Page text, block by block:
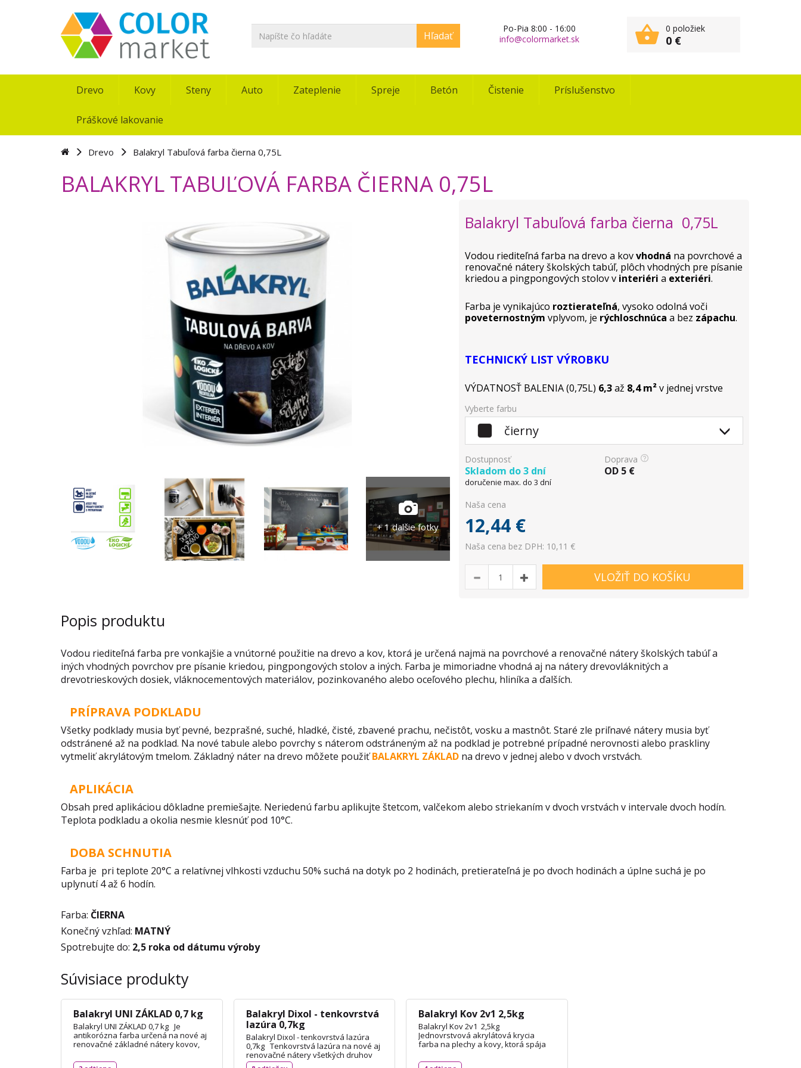
Hľadať
Po-Pia 8:00 - 16:00
info@colormarket.sk
0 položiek
0 €
Drevo Kovy Steny Auto Zateplenie Spreje Betón Čistenie Príslušenstvo
Práškové lakovanie
Drevo Balakryl Tabuľová farba čierna 0,75L
BALAKRYL TABUĽOVÁ FARBA ČIERNA 0,75L
+ 1 dalšie fotky
Balakryl Tabuľová farba čierna 0,75L
Vodou riediteľná farba na drevo a kovvhodná na povrchové a
renovačné nátery školských tabúľ, plôch vhodných pre písanie
kriedou a pingpongových stolov v interiéri a exteriéri.
Farba je vynikajúco roztierateľná, vysoko odolná voči
poveternostným vplyvom, je rýchloschnúca a bez zápachu.
TECHNICKÝ LIST VÝROBKU
VÝDATNOSŤ BALENIA (0,75L) 6,3až 8,4 m²v jednej vrstve
Vyberte farbu
čierny
Dostupnosť Doprava
Skladom do 3 dní
doručenie max. do 3 dní
OD 5€
Naša cena
12,44 €
Naša cena bez DPH: 10,11 €
VLOŽIŤ DO KOŠÍKU
Popis produktu
Vodou riediteľná farba pre vonkajšie a vnútorné použitie na drevo a kov, ktorá je určená najmä na povrchové a renovačné nátery školských tabúľ a
iných vhodných povrchov pre písanie kriedou, pingpongových stolov a iných. Farba je mimoriadne vhodná aj na nátery drevovláknitých a
drevotrieskových dosiek, vláknocementových materiálov, pozinkovaného alebo oceľového plechu, hliníka a ďalších.
PRÍPRAVA PODKLADU
Všetky podklady musia byť pevné, bezprašné, suché, hladké, čisté, zbavené prachu, nečistôt, vosku a mastnôt. Staré zle priľnavé nátery musia byť
odstránené až na podklad. Na nové tabule alebo povrchy s náterom odstráneným až na podklad je potrebné prípadné nerovnosti alebo praskliny
vytmeliť akrylátovým tmelom. Základný náter na drevo môžete použiťBALAKRYL ZÁKLAD na drevo v jednej alebo v dvoch vrstvách.
APLIKÁCIA
Obsah pred aplikáciou dôkladne premiešajte. Neriedenú farbu aplikujte štetcom, valčekom alebo striekaním v dvoch vrstvách v intervale dvoch hodín.
Teplota podkladu a okolia nesmie klesnúť pod 10°C.
DOBA SCHNUTIA
Farba je pri teplote 20°C a relatívnej vlhkosti vzduchu 50% suchá na dotyk po 2 hodinách, pretierateľná je po dvoch hodinách a úplne suchá je po
uplynutí 4 až 6 hodín.
Farba: ČIERNA
Konečný vzhľad: MATNÝ
Spotrebujte do: 2,5 roka od dátumu výroby
Súvisiace produkty
Balakryl UNI ZÁKLAD 0,7 kg
Balakryl UNI ZÁKLAD 0,7 kg Je
antikorózna farba určená na nové aj
renovačné základné nátery kovov,
ďalších materiálov vrátane skla a PVC
Balakryl Dixol - tenkovrstvá
lazúra 0,7kg
Balakryl Dixol - tenkovrstvá lazúra
0,7kg Tenkovrstvá lazúra na nové aj
renovačné nátery všetkých druhov
dreva a drevených povrchov v
Balakryl Kov 2v1 2,5kg
Balakryl Kov 2v1 2,5kg
Jednovrstvová akrylátová krycia
farba na plechy a kovy, ktorá spája
Je určená na nové aj renovačné,